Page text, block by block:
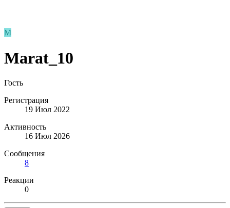
M
Marat_10
Гость
Регистрация
19 Июл 2022
Активность
16 Июл 2026
Сообщения
8
Реакции
0